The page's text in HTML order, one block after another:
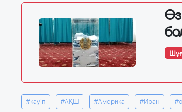
Өз
#қауіп #АҚШ #Америка #Иран